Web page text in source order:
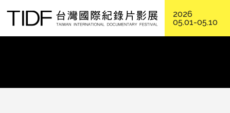
2026
05.01-05.10